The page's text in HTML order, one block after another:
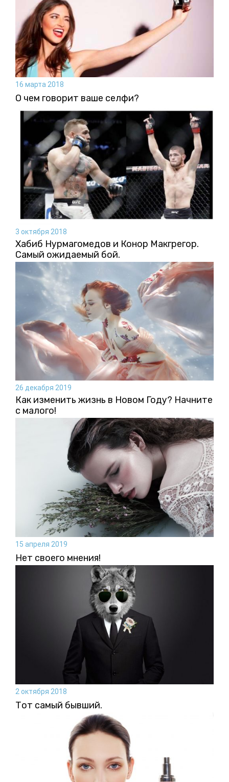
16 марта 2018
О чем говорит ваше селфи?
3 октября 2018
Хабиб Нурмагомедов и Конор Макгрегор.
Самый ожидаемый бой.
26 декабря 2019
Как изменить жизнь в Новом Году? Начните
с малого!
15 апреля 2019
Нет своего мнения!
2 октября 2018
Тот самый бывший.